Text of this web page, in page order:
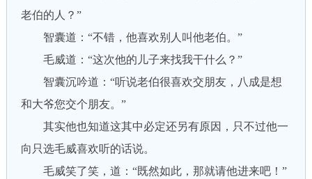
老伯的人？”
智囊道：“不错，他喜欢别人叫他老伯。”
毛威道：“这次他的儿子来找我干什么？”
智囊沉吟道：“听说老伯很喜欢交朋友，八成是想
和大爷您交个朋友。”
其实他也知道这其中必定还另有原因，只不过他一
向只选毛威喜欢听的话说。
毛威笑了笑，道：“既然如此，那就请他进来吧！”